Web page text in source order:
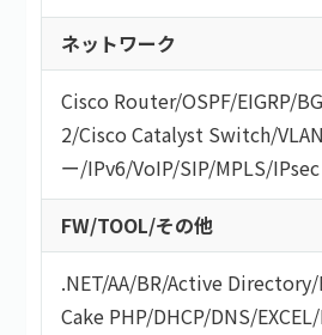
ネットワーク
Cisco Router/OSPF/EIGRP/
2/Cisco Catalyst Switch/VLAN
ー/IPv6/VoIP/SIP/MPLS/IPsec
FW/TOOL/その他
.NET/AA/BR/Active Directory/
Cake PHP/DHCP/DNS/EXCEL/